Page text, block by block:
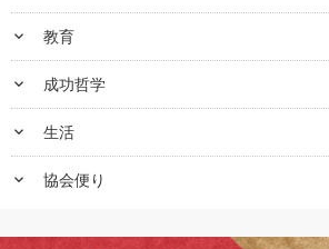
keyboard_arrow_down 教育
keyboard_arrow_down 成功哲学
keyboard_arrow_down 生活
keyboard_arrow_down 協会便り